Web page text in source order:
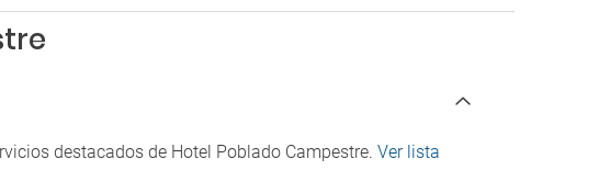
destacados de Hotel Poblado Campestre. Ver lista